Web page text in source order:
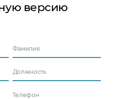
версию